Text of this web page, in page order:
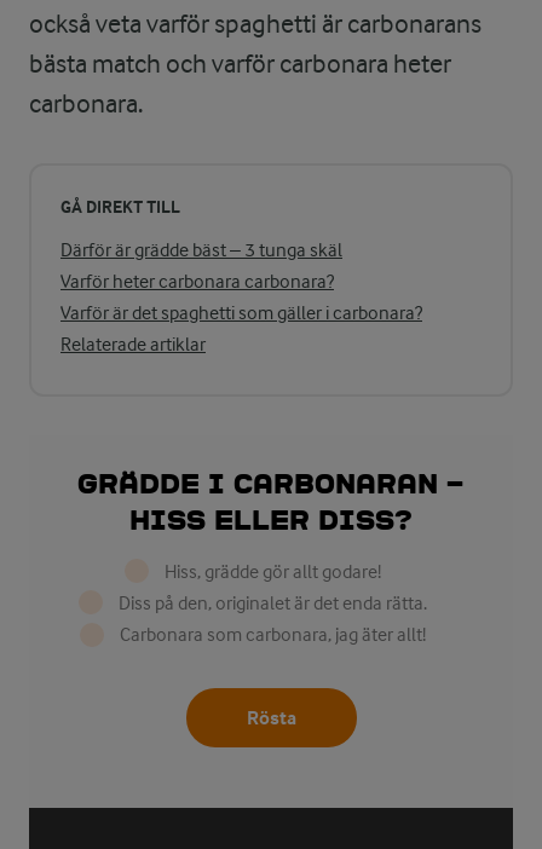
också veta varför spaghetti är carbonarans
bästa match och varför carbonara heter
carbonara.
GÅ DIREKT TILL
Därför är grädde bäst – 3 tunga skäl
Varför heter carbonara carbonara?
Varför är det spaghetti som gäller i carbonara?
Relaterade artiklar